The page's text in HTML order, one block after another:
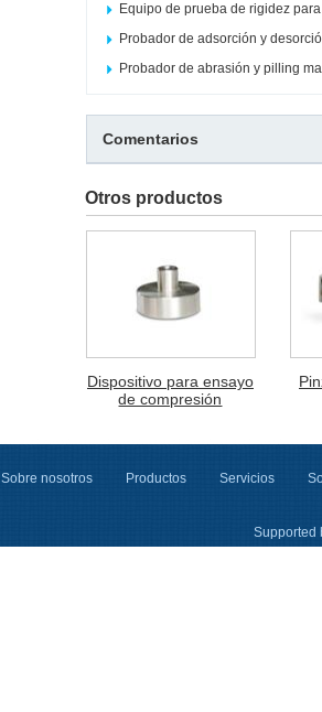
Equipo de prueba de rigidez
Probador de adsorción y
Probador de abrasión y pilling
Comentarios
Otros productos
Dispositivo para ensayo
de compresión
Sobre nosotros Productos Servicios
Supported